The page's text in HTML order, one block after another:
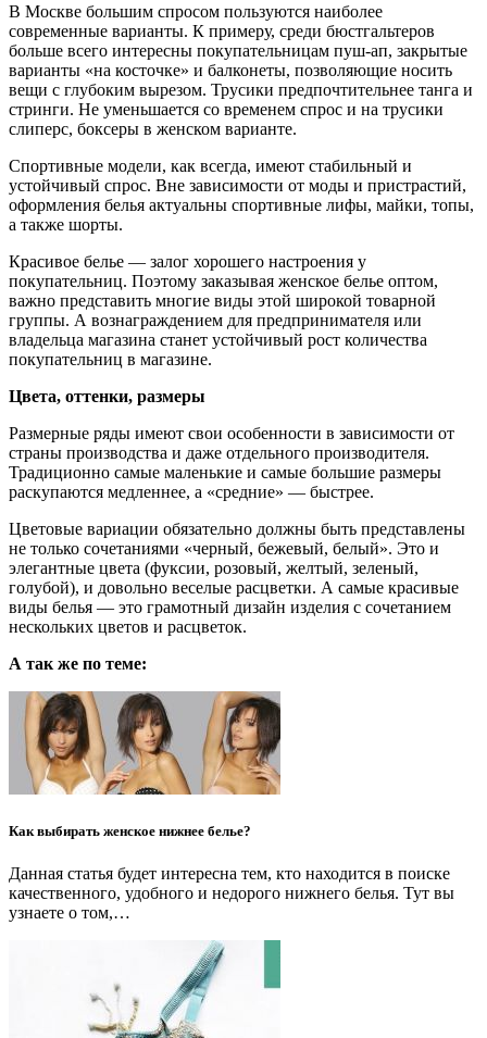
В Москве большим спросом пользуются наиболее
современные варианты. К примеру, среди бюстгальтеров
больше всего интересны покупательницам пуш-ап, закрытые
варианты «на косточке» и балконеты, позволяющие носить
вещи с глубоким вырезом. Трусики предпочтительнее танга и
стринги. Не уменьшается со временем спрос и на трусики
слиперс, боксеры в женском варианте.
Спортивные модели, как всегда, имеют стабильный и
устойчивый спрос. Вне зависимости от моды и пристрастий,
оформления белья актуальны спортивные лифы, майки, топы,
а также шорты.
Красивое белье — залог хорошего настроения у
покупательниц. Поэтому заказывая женское белье оптом,
важно представить многие виды этой широкой товарной
группы. А вознаграждением для предпринимателя или
владельца магазина станет устойчивый рост количества
покупательниц в магазине.
Цвета, оттенки, размеры
Размерные ряды имеют свои особенности в зависимости от
страны производства и даже отдельного производителя.
Традиционно самые маленькие и самые большие размеры
раскупаются медленнее, а «средние» — быстрее.
Цветовые вариации обязательно должны быть представлены
не только сочетаниями «черный, бежевый, белый». Это и
элегантные цвета (фуксии, розовый, желтый, зеленый,
голубой), и довольно веселые расцветки. А самые красивые
виды белья — это грамотный дизайн изделия с сочетанием
нескольких цветов и расцветок.
А так же по теме:
Как выбирать женское нижнее белье?
Данная статья будет интересна тем, кто находится в поиске
качественного, удобного и недорого нижнего белья. Тут вы
узнаете о том,…